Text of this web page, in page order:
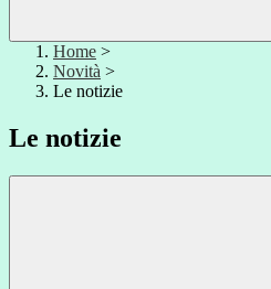
Home >
Novità >
Le notizie
Le notizie